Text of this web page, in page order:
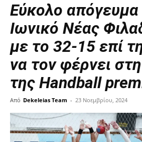
Εύκολο απόγευμα
Ιωνικό Νέας
με το 32-15 επί
να τον φέρνει
της Handball
Από Dekeleias Team - 23 Νοεμβρίου, 2024